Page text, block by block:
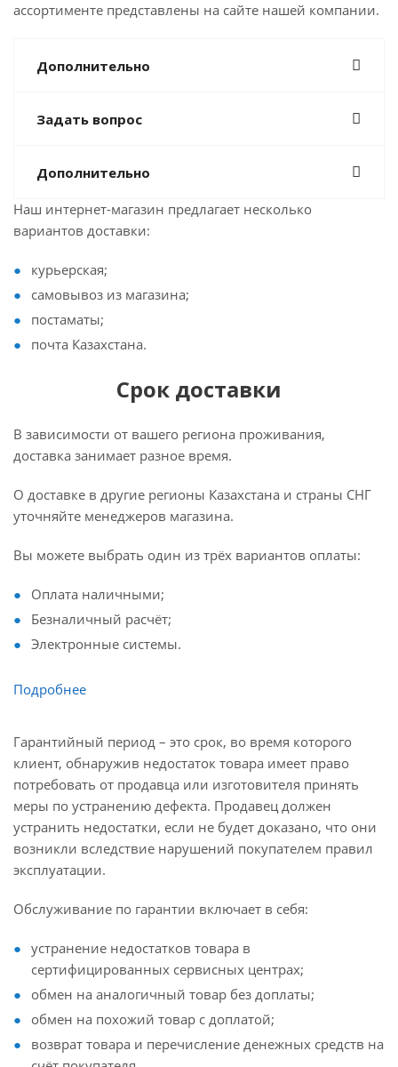
ассортименте представлены на сайте нашей компании.
Дополнительно
Задать вопрос
Дополнительно
Наш интернет-магазин предлагает несколько
вариантов доставки:
курьерская;
самовывоз из магазина;
постаматы;
почта Казахстана.
Срок доставки
В зависимости от вашего региона проживания,
доставка занимает разное время.
О доставке в другие регионы Казахстана и страны СНГ
уточняйте менеджеров магазина.
Вы можете выбрать один из трёх вариантов оплаты:
Оплата наличными;
Безналичный расчёт;
Электронные системы.
Подробнее
Гарантийный период – это срок, во время которого
клиент, обнаружив недостаток товара имеет право
потребовать от продавца или изготовителя принять
меры по устранению дефекта. Продавец должен
устранить недостатки, если не будет доказано, что они
возникли вследствие нарушений покупателем правил
эксплуатации.
Обслуживание по гарантии включает в себя:
устранение недостатков товара в
сертифицированных сервисных центрах;
обмен на аналогичный товар без доплаты;
обмен на похожий товар с доплатой;
возврат товара и перечисление денежных средств на